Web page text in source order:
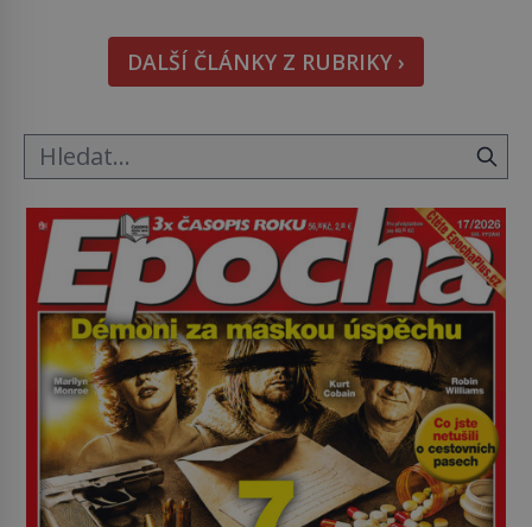
Podívat se pod hladinu a zjistit, kdo si onu
konkrétní vodní lokalitu oblíbil už dávno před
vámi. Říká se jim bioindikátory […]
DALŠÍ ČLÁNKY Z RUBRIKY ›